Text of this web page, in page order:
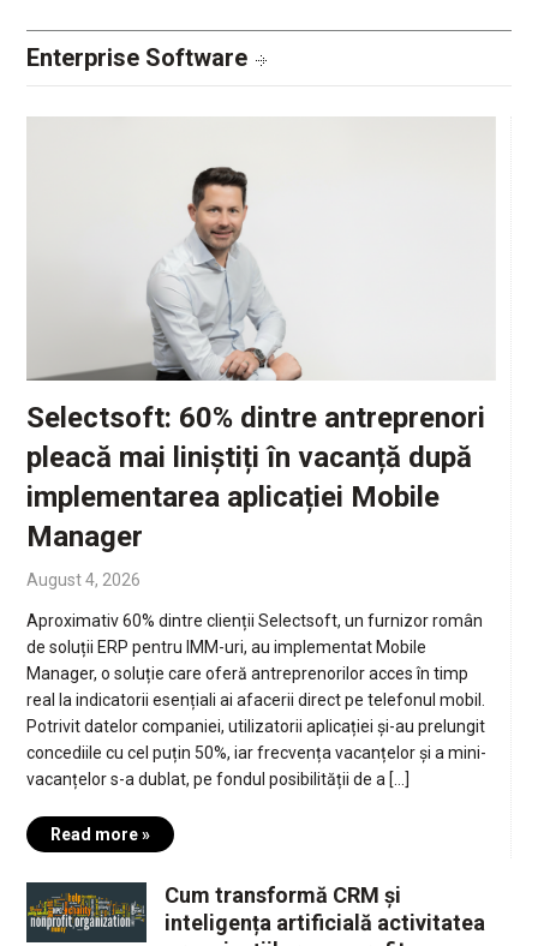
Enterprise Software
Selectsoft: 60% dintre antreprenori
pleacă mai liniștiți în vacanță după
implementarea aplicației Mobile
Manager
August 4, 2026
Aproximativ 60% dintre clienții Selectsoft, un furnizor român
de soluții ERP pentru IMM-uri, au implementat Mobile
Manager, o soluție care oferă antreprenorilor acces în timp
real la indicatorii esențiali ai afacerii direct pe telefonul mobil.
Potrivit datelor companiei, utilizatorii aplicației și-au prelungit
concediile cu cel puțin 50%, iar frecvența vacanțelor și a mini-
vacanțelor s-a dublat, pe fondul posibilității de a […]
Read more »
Cum transformă CRM și
inteligența artificială activitatea